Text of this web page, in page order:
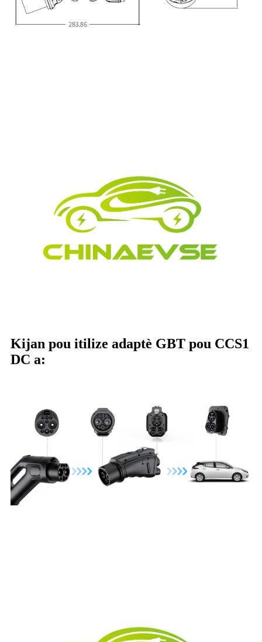
Kijan pou itilize adaptè GBT pou CCS1
DC a: